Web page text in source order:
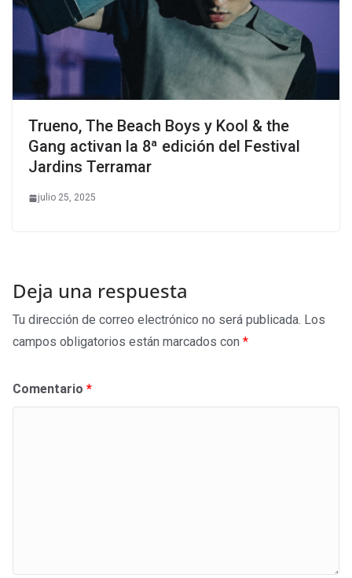
Trueno, The Beach Boys y Kool & the
Gang activan la 8ª edición del Festival
Jardins Terramar
julio 25, 2025
Deja una respuesta
Tu dirección de correo electrónico no será publicada. Los
campos obligatorios están marcados con *
Comentario *